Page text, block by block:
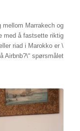
mellom Marrakech og
med å fastsette riktig
riad i Marokko er \
Airbnb?\“ spørsmålet…